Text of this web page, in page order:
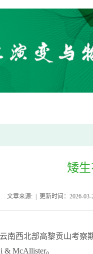
矮
文章来源: | 更新时间：2026-
南西北部高黎贡山考察
& McAllister。